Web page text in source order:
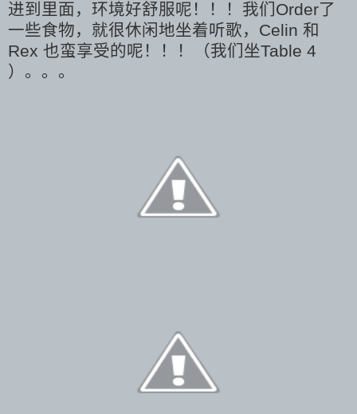
进到里面，环境好舒服呢！！！我们Order了
一些食物，就很休闲地坐着听歌，Celin 和
Rex 也蛮享受的呢！！！（我们坐Table 4
）。。。